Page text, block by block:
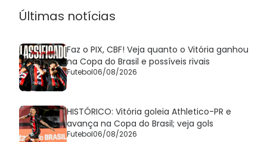
Últimas notícias
Faz o PIX, CBF! Veja quanto o Vitória ganhou
na Copa do Brasil e possíveis rivais
Futebol06/08/2026
HISTÓRICO: Vitória goleia Athletico-PR e
avança na Copa do Brasil; veja gols
Futebol06/08/2026